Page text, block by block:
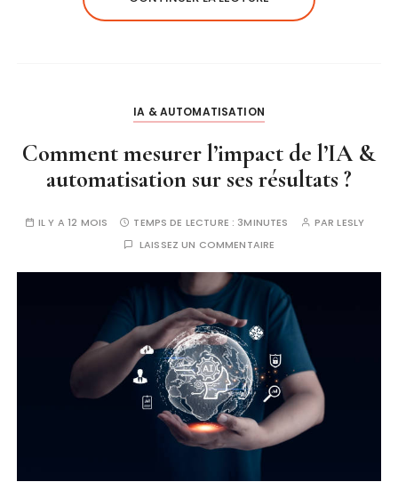
IA & AUTOMATISATION
Comment mesurer l’impact de l’IA &
automatisation sur ses résultats ?
IL Y A 12 MOIS TEMPS DE LECTURE : 3MINUTES PARLESLY
LAISSEZ UN COMMENTAIRE